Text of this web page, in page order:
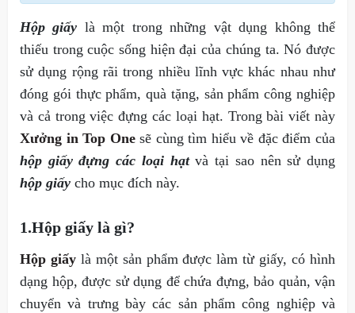
Hộp giấy là một trong những vật dụng không thể
thiếu trong cuộc sống hiện đại của chúng ta. Nó được
sử dụng rộng rãi trong nhiều lĩnh vực khác nhau như
đóng gói thực phẩm, quà tặng, sản phẩm công nghiệp
và cả trong việc đựng các loại hạt. Trong bài viết này
Xưởng in Top Onesẽ cùng tìm hiểu về đặc điểm của
hộp giấy đựng các loại hạtvà tại sao nên sử dụng
hộp giấy cho mục đích này.
1.Hộp giấy là gì?
Hộp giấylà một sản phẩm được làm từ giấy, có hình
dạng hộp, được sử dụng để chứa đựng, bảo quản, vận
chuyển và trưng bày các sản phẩm công nghiệp và